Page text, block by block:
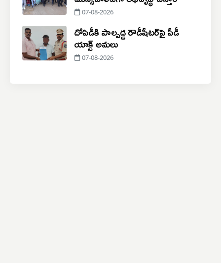
07-08-2026
దోపిడీకి పాల్పడ్డ రౌడీషీటర్‌పై పీడీ
యాక్ట్ అమలు
07-08-2026